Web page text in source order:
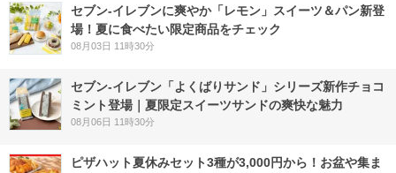
セブン‐イレブンに爽やか「レモン」スイーツ＆パン新登
場！夏に食べたい限定商品をチェック
08月03日 11時30分
セブン‐イレブン「よくばりサンド」シリーズ新作チョコ
ミント登場｜夏限定スイーツサンドの爽快な魅力
08月06日 11時30分
ピザハット夏休みセット3種が3,000円から！お盆や集ま